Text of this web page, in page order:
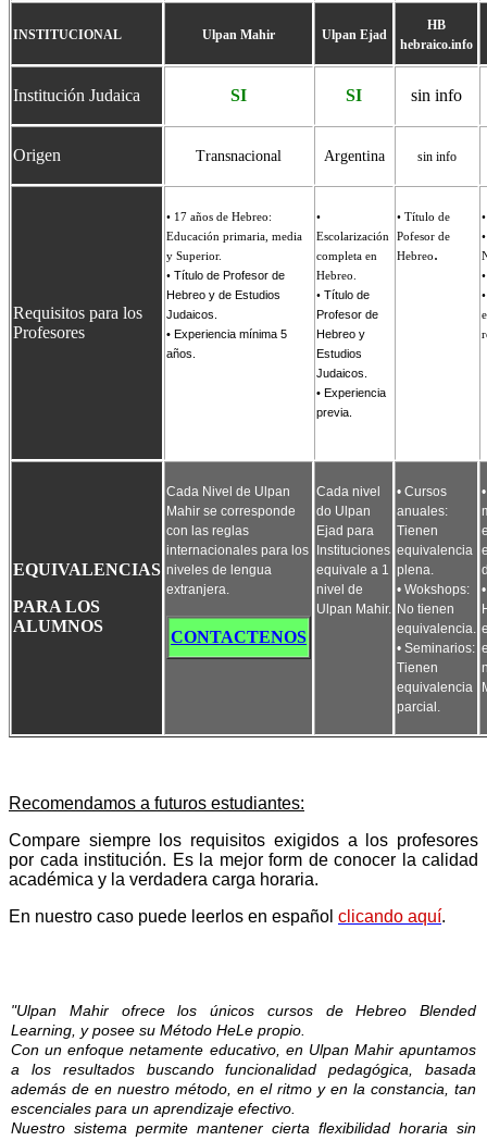
INSTITUCIONAL Ulpan Mahir Ulpan Ejad
HB
hebraico.info
Institución Judaica SI SI sin info
Origen Transnacional Argentina sin info
Requisitos para los
Profesores
• 17 años de Hebreo:
Educación primaria, media
y Superior.
• Título de Profesor de
Hebreo y de Estudios
Judaicos.
• Experiencia mínima 5
años.
•
Escolarización
completa en
Hebreo.
• Título de
Profesor de
Hebreo y
Estudios
Judaicos.
• Experiencia
previa.
• Título de
Pofesor de
Hebreo.
EQUIVALENCIAS
PARA LOS
ALUMNOS
Cada Nivel de Ulpan
Mahir se corresponde
con las reglas
internacionales para los
niveles de lengua
extranjera.
CONTACTENOS
Cada nivel
do Ulpan
Ejad para
Instituciones
equivale a 1
nivel de
Ulpan Mahir.
• Cursos
anuales:
Tienen
equivalencia
plena.
• Wokshops:
No tienen
equivalencia.
• Seminarios:
Tienen
equivalencia
parcial.
Recomendamos a futuros estudiantes:
Compare siempre los requisitos exigidos a los profesores
por cada institución. Es la mejor form de conocer la calidad
académica y la verdadera carga horaria.
En nuestro caso puede leerlos en español clicando aquí.
"Ulpan Mahir ofrece los únicos cursos de Hebreo Blended
Learning, y posee su Método HeLe propio.
Con un enfoque netamente educativo, en Ulpan Mahir apuntamos
a los resultados buscando funcionalidad pedagógica, basada
además de en nuestro método, en el ritmo y en la constancia, tan
escenciales para un aprendizaje efectivo.
Nuestro sistema permite mantener cierta flexibilidad horaria sin